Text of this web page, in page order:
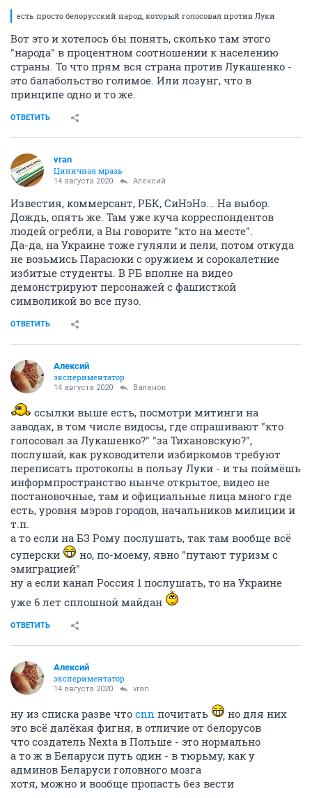
есть просто белорусский народ, который голосовал против Луки
Вот это и хотелось бы понять, сколько там этого
"народа" в процентном соотношении к населению
страны. То что прям вся страна против Лукашенко -
это балабольство голимое. Или лозунг, что в
принципе одно и то же.
ОТВЕТИТЬ
vran
Циничная мразь
14 августа 2020 Алексий
Известия, коммерсант, РБК, СиНэНэ... На выбор.
Дождь, опять же. Там уже куча корреспондентов
людей огребли, а Вы говорите "кто на месте".
Да-да, на Украине тоже гуляли и пели, потом откуда
не возьмись Парасюки с оружием и сорокалетние
избитые студенты. В РБ вполне на видео
демонстрируют персонажей с фашисткой
символикой во все пузо.
ОТВЕТИТЬ
Алексий
экспериментатор
14 августа 2020 Валенок
ссылки выше есть, посмотри митинги на
заводах, в том числе видосы, где спрашивают "кто
голосовал за Лукашенко?" "за Тихановскую?",
послушай, как руководители избиркомов требуют
переписать протоколы в пользу Луки - и ты поймёшь
информпространство нынче открытое, видео не
постановочные, там и официальные лица много где
есть, уровня мэров городов, начальников милиции и
т.п.
а то если на БЗ Рому послушать, так там вообще всё
суперски
но, по-моему, явно "путают туризм с
эмиграцией"
ну а если канал Россия 1 послушать, то на Украине
уже 6 лет сплошной майдан
ОТВЕТИТЬ
Алексий
экспериментатор
14 августа 2020 vran
ну из списка разве что cnn почитать
но для них
это всё далёкая фигня, в отличие от белорусов
что создатель Nexta в Польше - это нормально
а то ж в Беларуси путь один - в тюрьму, как у
админов Беларуси головного мозга
хотя, можно и вообще пропасть без вести